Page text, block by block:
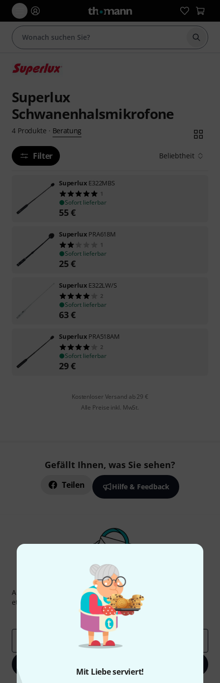
Mit Liebe serviert!
Suche
Superlux
Schwanenhalsmikrofone
4 Produkte · Beratung
Filter Beliebtheit
Superlux E322MBS
1
Sofort lieferbar
55€
Superlux PRA618M
1
Sofort lieferbar
25€
Superlux E322LW/S
2
Sofort lieferbar
63€
Superlux PRA518AM
2
Sofort lieferbar
29€
Kostenloser Versand ab 29 €
Alle Preise inkl. MwSt.
Gefällt Ihnen, was Sie sehen?
Teilen Hilfe & Feedback
Thomann Newsletter
Abonniere den Thomann Newsletter und gewinne mit
etwas Glück einen von
50 Gutscheinenüber jeweils
Inspirierende Beiträge
Deals